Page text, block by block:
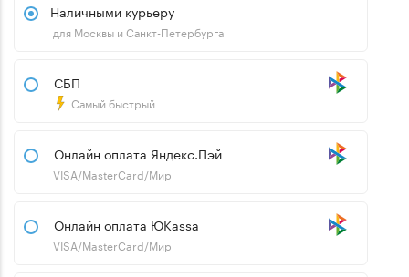
Наличными курьеру
для Москвы и Санкт-Петербурга
СБП
Самый быстрый
Онлайн оплата Яндекс.Пэй
VISA/MasterCard/Мир
Онлайн оплата ЮKassa
VISA/MasterCard/Мир